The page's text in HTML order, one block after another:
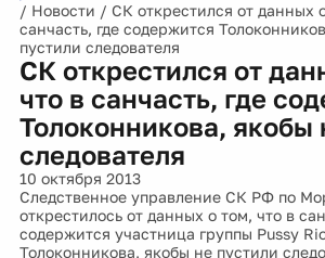
/ Новости / СК открестился от данных
санчасть, где содержится
пустили следователя
СК открестился от
что в санчасть, где
Толоконникова, якобы
следователя
10 октября 2013
Следственное управление СК РФ по
открестилось от данных о том, что в
содержится участница группы Pussy
Толоконникова, якобы не пустили